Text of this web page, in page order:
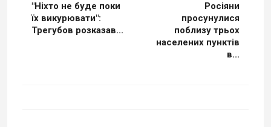
"Ніхто не буде поки
їх викурювати":
Трегубов розказав...
Росіяни
просунулися
поблизу трьох
населених пунктів
в...